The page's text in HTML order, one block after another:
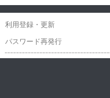
利用登録・更新
パスワード再発行